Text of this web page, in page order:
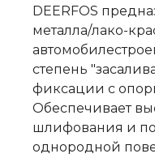
DEERFOS
металла/лако-
степень
фиксации с
Обеспечивает
шлифования и
однородной